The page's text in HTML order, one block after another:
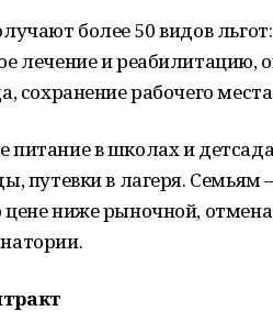
более 50 видов
лечение и реабилитацию,
сохранение рабочего
в школах и
путевки в лагеря.
ниже рыночной, отмена